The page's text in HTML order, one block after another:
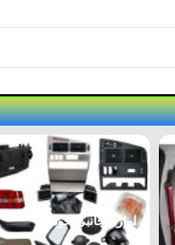
لوازم جانبی خودرو